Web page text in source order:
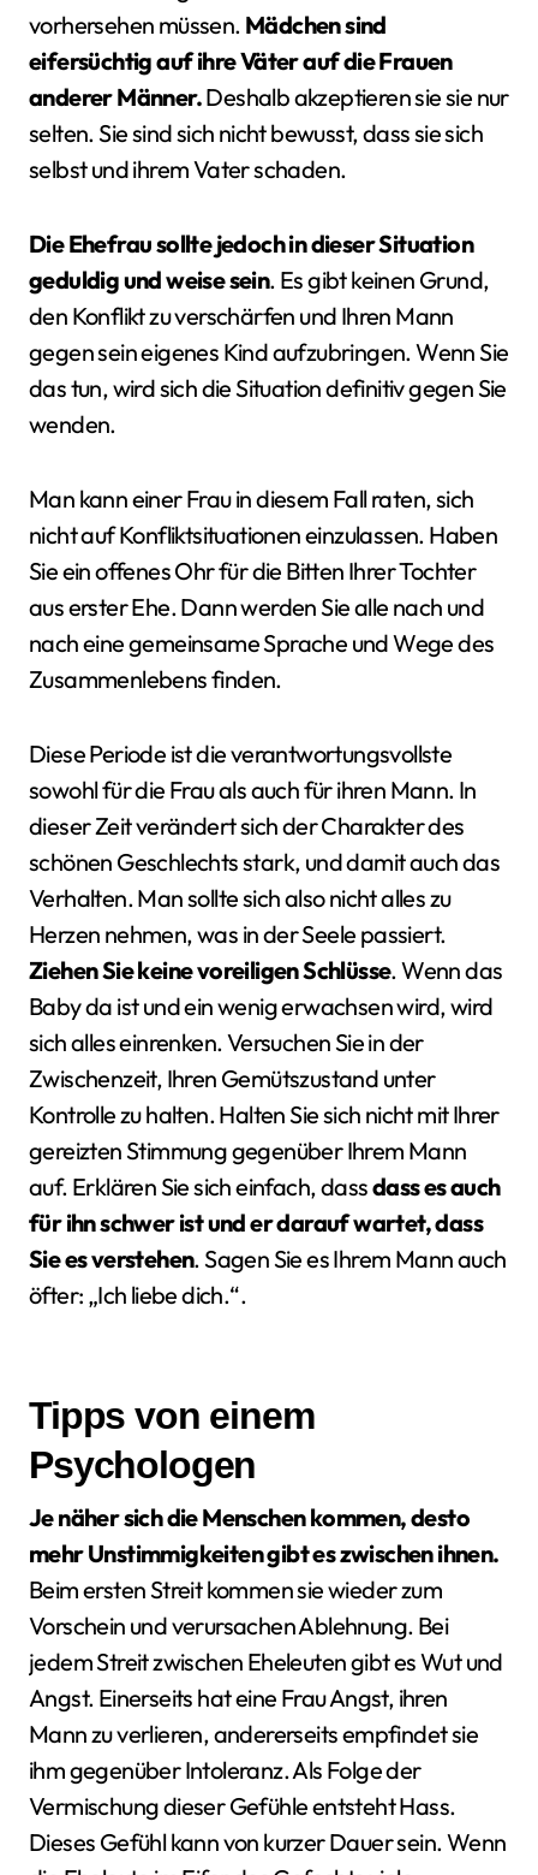
vorhersehen müssen. Mädchen sind
eifersüchtig auf ihre Väter auf die Frauen
anderer Männer.Deshalb akzeptieren sie sie nur
selten. Sie sind sich nicht bewusst, dass sie sich
selbst und ihrem Vater schaden.
Die Ehefrau sollte jedoch in dieser Situation
geduldig und weise sein. Es gibt keinen Grund,
den Konflikt zu verschärfen und Ihren Mann
gegen sein eigenes Kind aufzubringen. Wenn Sie
das tun, wird sich die Situation definitiv gegen Sie
wenden.
Man kann einer Frau in diesem Fall raten, sich
nicht auf Konfliktsituationen einzulassen. Haben
Sie ein offenes Ohr für die Bitten Ihrer Tochter
aus erster Ehe. Dann werden Sie alle nach und
nach eine gemeinsame Sprache und Wege des
Zusammenlebens finden.
Diese Periode ist die verantwortungsvollste
sowohl für die Frau als auch für ihren Mann. In
dieser Zeit verändert sich der Charakter des
schönen Geschlechts stark, und damit auch das
Verhalten. Man sollte sich also nicht alles zu
Herzen nehmen, was in der Seele passiert.
Ziehen Sie keine voreiligen Schlüsse. Wenn das
Baby da ist und ein wenig erwachsen wird, wird
sich alles einrenken. Versuchen Sie in der
Zwischenzeit, Ihren Gemütszustand unter
Kontrolle zu halten. Halten Sie sich nicht mit Ihrer
gereizten Stimmung gegenüber Ihrem Mann
auf. Erklären Sie sich einfach, dassdass es auch
für ihn schwer ist und er darauf wartet, dass
Sie es verstehen. Sagen Sie es Ihrem Mann auch
öfter: „Ich liebe dich.“.
Tipps von einem
Psychologen
Je näher sich die Menschen kommen, desto
mehr Unstimmigkeiten gibt es zwischen ihnen.
Beim ersten Streit kommen sie wieder zum
Vorschein und verursachen Ablehnung. Bei
jedem Streit zwischen Eheleuten gibt es Wut und
Angst. Einerseits hat eine Frau Angst, ihren
Mann zu verlieren, andererseits empfindet sie
ihm gegenüber Intoleranz. Als Folge der
Vermischung dieser Gefühle entsteht Hass.
Dieses Gefühl kann von kurzer Dauer sein. Wenn